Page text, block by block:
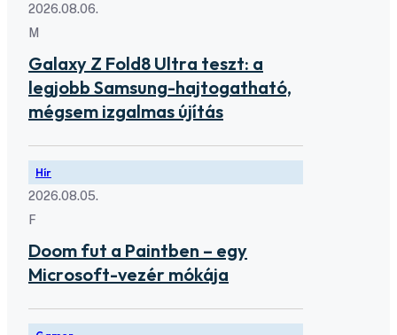
2026.08.06.
M
Galaxy Z Fold8 Ultra teszt: a
legjobb Samsung-hajtogatható,
mégsem izgalmas újítás
Hír
2026.08.05.
F
Doom fut a Paintben – egy
Microsoft-vezér mókája